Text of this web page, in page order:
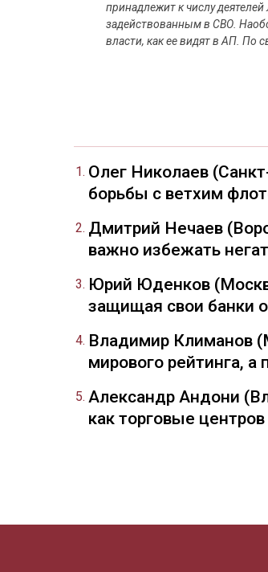
принадлежит к числу
задействованным в СВО.
власти, как ее видят в АП. По
Олег Николаев
борьбы с ветхим
Дмитрий Нечаев
важно избежать
Юрий Юденков
защищая свои банки
Владимир Климанов
мирового рейтинга,
Александр Андони
как торговые